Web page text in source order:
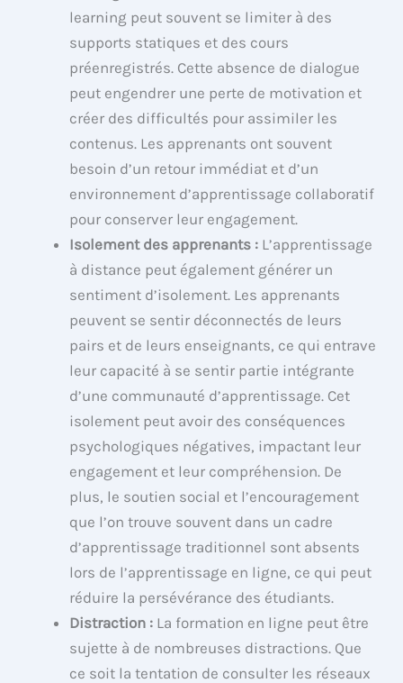
learning peut souvent se limiter à des
supports statiques et des cours
préenregistrés. Cette absence de dialogue
peut engendrer une perte de motivation et
créer des difficultés pour assimiler les
contenus. Les apprenants ont souvent
besoin d’un retour immédiat et d’un
environnement d’apprentissage collaboratif
pour conserver leur engagement.
Isolement des apprenants : L’apprentissage
à distance peut également générer un
sentiment d’isolement. Les apprenants
peuvent se sentir déconnectés de leurs
pairs et de leurs enseignants, ce qui entrave
leur capacité à se sentir partie intégrante
d’une communauté d’apprentissage. Cet
isolement peut avoir des conséquences
psychologiques négatives, impactant leur
engagement et leur compréhension. De
plus, le soutien social et l’encouragement
que l’on trouve souvent dans un cadre
d’apprentissage traditionnel sont absents
lors de l’apprentissage en ligne, ce qui peut
réduire la persévérance des étudiants.
Distraction : La formation en ligne peut être
sujette à de nombreuses distractions. Que
ce soit la tentation de consulter les réseaux